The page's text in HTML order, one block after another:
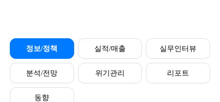
정보/정책 실적/매출 실무인터뷰
분석/전망 위기관리 리포트
동향